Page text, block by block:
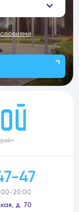
47
20:00
д. 70